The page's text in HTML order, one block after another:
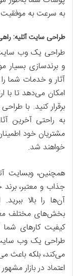
به سرعت به
طراحی سایت آتلیه:
طراحی یک وب سایت
و برندسازی بسیار
آثار و خدمات شما
امکان می‌دهد تا با
برقرار کنید. با
به راحتی آخرین
مشتریان خود
خواهند شد.
همچنین، وبسایت
جذاب و معتبر،
آن‌ها را بالا
بخش‌های مختلف
کیفیت کارهای شما
طراحی یک وب سایت
می‌کند، بلکه باعث
اعتماد در بازار